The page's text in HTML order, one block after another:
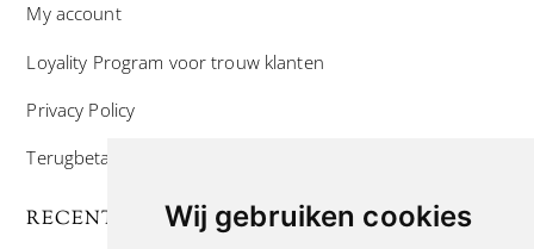
Wij gebruiken cookies
My account
Loyality Program voor trouw klanten
Privacy Policy
Terugbetaal- en retourneringsbeleid
RECENTE POSTS